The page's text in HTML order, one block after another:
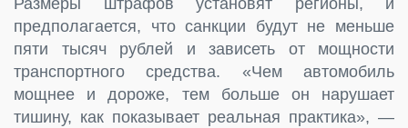
предполагается, что санкции будут не меньше
пяти тысяч рублей и зависеть от мощности
транспортного средства. «Чем автомобиль
мощнее и дороже, тем больше он нарушает
тишину, как показывает реальная практика», —